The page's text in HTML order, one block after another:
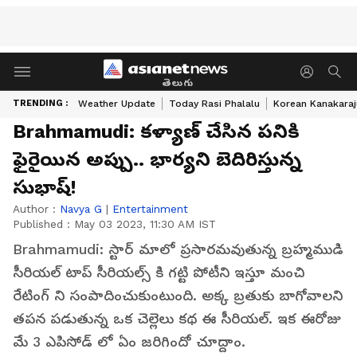
తెలుగు
TRENDING : Weather Update Today Rasi Phalalu Korean
Brahmamudi: కళ్యాణ్ చేసిన పనికి
ఫైరైయిన అప్పు.. భార్యని బెదిరిస్తున్న
సుభాష్!
Author : Navya G | Entertainment
Published : May 03 2023, 11:30 AM IST
Brahmamudi: స్టార్ మాలో ప్రసారమవుతున్న బ్రహ్మముడి
సీరియల్ టాప్ సీరియల్స్ కి గట్టి పోటీని ఇస్తూ మంచి
రేటింగ్ ని సంపాదించుకుంటుంది. అక్క బ్రతుకు బాగోవాలని
తపన పడుతున్న ఒక చెల్లెలు కథ ఈ సీరియల్. ఇక ఈరోజు
మే 3 ఎపిసోడ్ లో ఏం జరిగిందో చూద్దాం.